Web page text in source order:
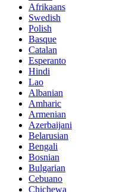
Afrikaans
Swedish
Polish
Basque
Catalan
Esperanto
Hindi
Lao
Albanian
Amharic
Armenian
Azerbaijani
Belarusian
Bengali
Bosnian
Bulgarian
Cebuano
Chichewa